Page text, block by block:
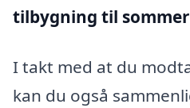
tilbygning til
I takt med at du
kan du også